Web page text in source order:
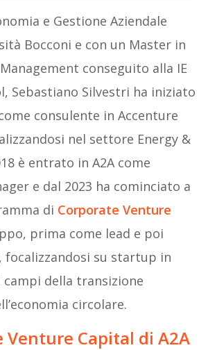
e Gestione Aziendale
Bocconi e con un Master in
conseguito alla IE
Sebastiano Silvestri ha iniziato
consulente in Accenture
nel settore Energy &
è entrato in A2A come
e dal 2023 ha cominciato a
di Corporate Venture
prima come lead e poi
focalizzandosi su startup in
campi della transizione
circolare.
Venture Capital di A2A